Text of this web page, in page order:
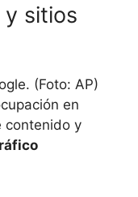
y sitios
en
contenido y